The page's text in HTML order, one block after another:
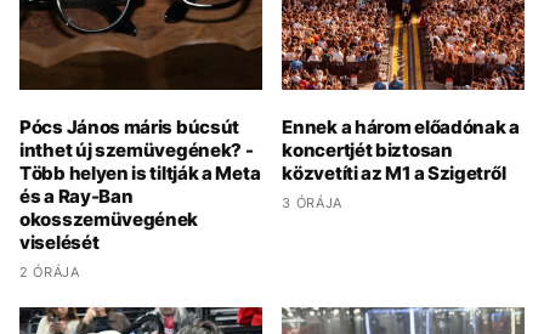
Pócs János máris búcsút
inthet új szemüvegének? -
Több helyen is tiltják a Meta
és a Ray-Ban
okosszemüvegének
viselését
2 ÓRÁJA
Ennek a három előadónak a
koncertjét biztosan
közvetíti az M1 a Szigetről
3 ÓRÁJA